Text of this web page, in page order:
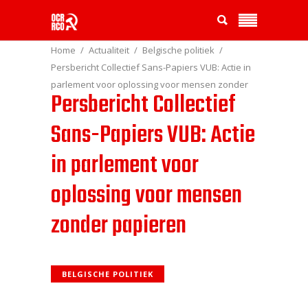
Home Actualiteit
Belgische politiek
Persbericht Collectief Sans-Papiers VUB: Actie in
parlement voor oplossing voor mensen zonder
papieren
Persbericht Collectief
Sans-Papiers VUB: Actie
in parlement voor
oplossing voor mensen
zonder papieren
BELGISCHE POLITIEK